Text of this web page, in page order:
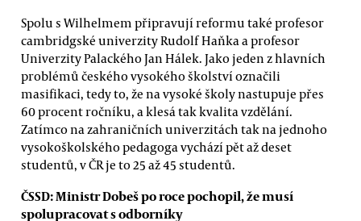
Spolu s Wilhelmem připravují reformu také profesor
cambridgské univerzity Rudolf Haňka a profesor
Univerzity Palackého Jan Hálek. Jako jeden z hlavních
problémů českého vysokého školství označili
masifikaci, tedy to, že na vysoké školy nastupuje přes
60 procent ročníku, a klesá tak kvalita vzdělání.
Zatímco na zahraničních univerzitách tak na jednoho
vysokoškolského pedagoga vychází pět až deset
studentů, v ČR je to 25 až 45 studentů.
ČSSD: Ministr Dobeš po roce pochopil, že musí
spolupracovat s odborníky